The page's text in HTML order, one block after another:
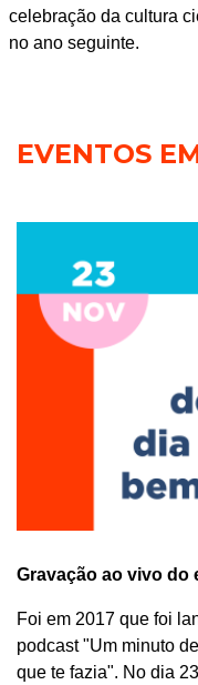
celebração da cultura
no ano seguinte.
EVENTOS
do episódio 500
foi lançado o primeiro
de ciência por dia,
dia 23 de novembro,